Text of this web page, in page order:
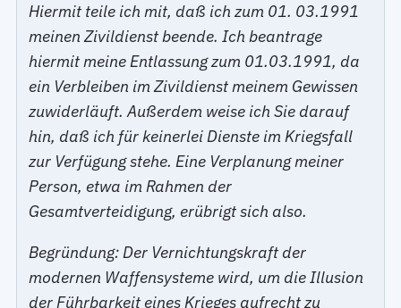
Hiermit teile ich mit, daß ich zum 01. 03.1991
meinen Zivildienst beende. Ich beantrage
hiermit meine Entlassung zum 01.03.1991, da
ein Verbleiben im Zivildienst meinem Gewissen
zuwiderläuft. Außerdem weise ich Sie darauf
hin, daß ich für keinerlei Dienste im Kriegsfall
zur Verfügung stehe. Eine Verplanung meiner
Person, etwa im Rahmen der
Gesamtverteidigung, erübrigt sich also.
Begründung: Der Vernichtungskraft der
modernen Waffensysteme wird, um die Illusion
der Führbarkeit eines Krieges aufrecht zu